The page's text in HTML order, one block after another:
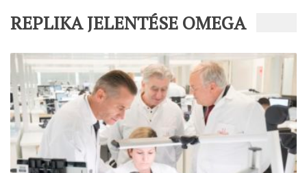
REPLIKA JELENTÉSE OMEGA